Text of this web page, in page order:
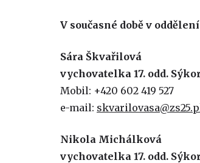
V současné době v
Sára Škvařilová
vychovatelka 17. odd.
Mobil: +420 602 419 527
e-mail:
Nikola Michálková
vychovatelka 17. odd.